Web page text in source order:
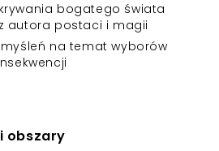
bogatego świata
autora postaci i magii
na temat wyborów
obszary